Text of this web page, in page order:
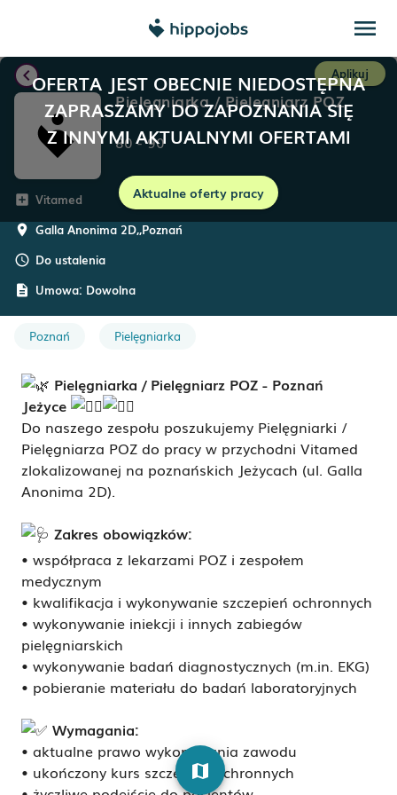
menu
OFERTA JEST OBECNIE NIEDOSTĘPNA
ZAPRASZAMY DO ZAPOZNANIA SIĘ
Z INNYMI AKTUALNYMI OFERTAMI
Aktualne oferty pracy
chevron_left Aplikuj
Pielęgniarka / Pielęgniarz POZ
80-90
add_box Vitamed
room Galla Anonima 2D,,Poznań
schedule Do ustalenia
description Umowa: Dowolna
Poznań Pielęgniarka
Pielęgniarka / Pielęgniarz POZ - Poznań
Jeżyce
Do naszego zespołu poszukujemy Pielęgniarki /
Pielęgniarza POZ do pracy w przychodni Vitamed
zlokalizowanej na poznańskich Jeżycach (ul. Galla
Anonima 2D).
Zakres obowiązków:
• współpraca z lekarzami POZ i zespołem
medycznym
• kwalifikacja i wykonywanie szczepień ochronnych
• wykonywanie iniekcji i innych zabiegów
pielęgniarskich
• wykonywanie badań diagnostycznych (m.in. EKG)
• pobieranie materiału do badań laboratoryjnych
Wymagania:
• aktualne prawo wykonywania zawodu
• ukończony kurs szczepień ochronnych
map